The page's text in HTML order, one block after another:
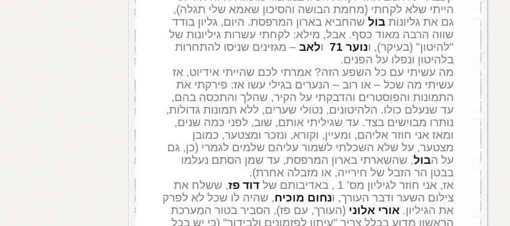
הייתי שלא לקחתי (מחמת הבושה והסיכון שאמא שלי תגלה),
גם את גליונות בול שהחביא בארון המרפסת. היום, גליון בודד
שווה הרבה מאוד כסף. אבל, מילא: לקחתי עשרות גיליונות של
"להיטון" (בעיקר), ונוער 71 ולאב – מגזינים שניסו להתחרות
בלהיטון ונפלו על הפנים.
מה עשיתי עם כל השפע הזה? אמרתי לכם שהייתי אידיוט, אז
עשיתי מה שכל – או רוב – הנערים בגילי עשו אז: פירקתי את
התמונות והפוסטרים והדבקתי על הקיר, שהלך והתכסה בהם,
עד שנעלם כולו. הלהיטונים, נטולי שערים, ללא תמונות גדולות,
נותרו מבוישים בצד. עד שגיליתי אותם, שוב, לפני כמה שנים,
ומאז אני חוזר אליהם, ומעיין, וקורא, ונזכר ומצטער, כמובן
מצטער, על שלא השכלתי לשמור עליהם שלמים לגמרי (כן, גם
על הבול, שהשארתי בארון המרפסת, עד שמן הסתם נעלמו
בבטן הר הזבל של חירייה, או מזבלה אחרת).
אז, אני חוזר לגיליון מס' 1 , באדיבותם של
דוד פז, ששלח את
צילום השער ודבר העורך, ונחום מוכיח, שהיה לו שכל לא לפרק
את הגיליון. אורי אלוני (העורך, עם פז), הסביר בטור המערכת
הראשון מדוע בכלל צריך "עיתון לפזמונים ולבידור" (כי יש בכל